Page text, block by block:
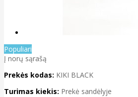
Populiari
Į norų sąrašą
Prekės kodas: KIKI BLACK
Turimas kiekis: Prekė sandėlyje